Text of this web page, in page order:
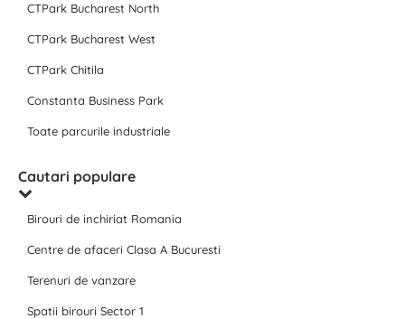
CTPark Bucharest North
CTPark Bucharest West
CTPark Chitila
Constanta Business Park
Toate parcurile industriale
Cautari populare
Birouri de inchiriat Romania
Centre de afaceri Clasa A Bucuresti
Terenuri de vanzare
Spatii birouri Sector 1